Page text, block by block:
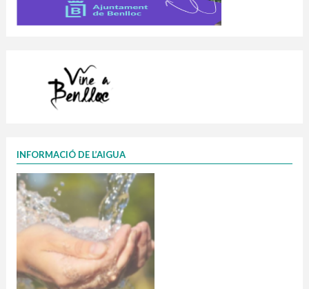
INFORMACIÓ DE L’AIGUA